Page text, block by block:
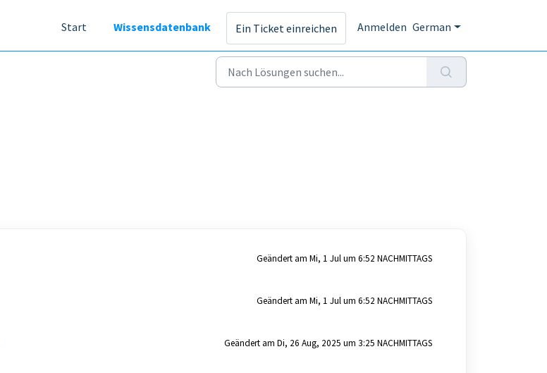
Start
Wissensdatenbank Ein Ticket einreichen Anmelden German
Geändert am Mi, 1 Jul um 6:52 NACHMITTAGS
Geändert am Mi, 1 Jul um 6:52 NACHMITTAGS
Geändert am Di, 26 Aug, 2025 um 3:25 NACHMITTAGS